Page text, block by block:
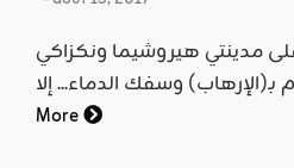
على مدينتي هيروشيما ونكزاكي
More